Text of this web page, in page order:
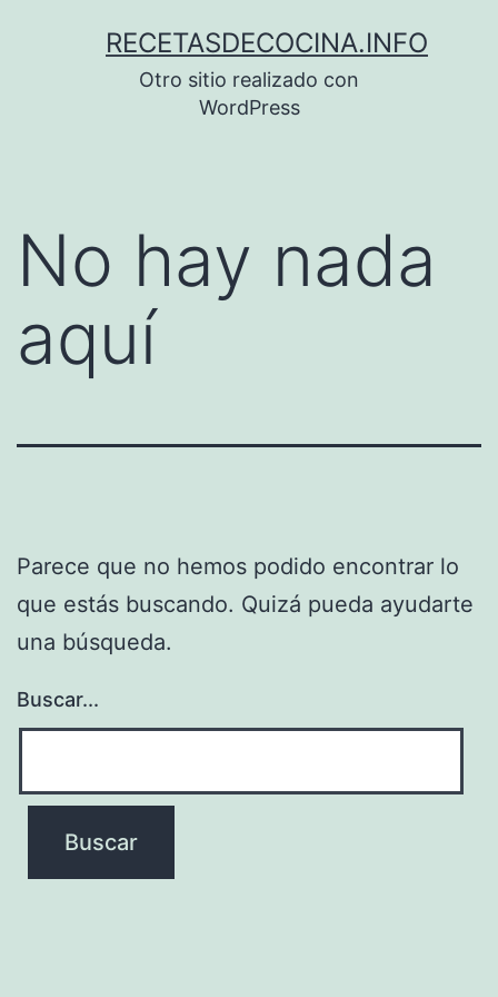
RECETASDECOCINA.INFO
Otro sitio realizado con
WordPress
No hay nada
aquí
Parece que no hemos podido encontrar lo
que estás buscando. Quizá pueda ayudarte
una búsqueda.
Buscar...